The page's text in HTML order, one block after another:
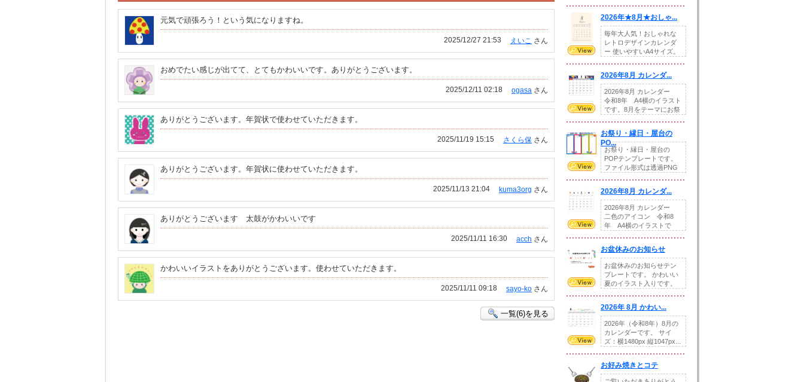
元気で頑張ろう！という気になりますね。
えいこ さん
2025/12/27 21:53
おめでたい感じが出てて、とてもかわいいです。ありがとうございます。
ogasa さん
2025/12/11 02:18
ありがとうございます。年賀状で使わせていただきます。
さくら保 さん
2025/11/19 15:15
ありがとうございます。年賀状に使わせていただきます。
kuma3org さん
2025/11/13 21:04
ありがとうございます 太鼓がかわいいです
acch さん
2025/11/11 16:30
かわいいイラストをありがとうございます。使わせていただきます。
sayo-ko さん
2025/11/11 09:18
一覧(6)を見る
2026年★8月★おしゃ...
毎年大人気！おしゃれな
レトロデザインカレンダ
ー 使いやすいA4サイズ。
2026年8月 カレンダ...
2026年8月 カレンダー
令和8年 A4横のイラスト
です。8月をテーマにお祭
お祭り・縁日・屋台の
PO...
お祭り・縁日・屋台の
POPテンプレートです。
ファイル形式は透過PNG
2026年8月 カレンダ...
2026年8月 カレンダー
二色のアイコン 令和8
年 A4横のイラストで
お盆休みのお知らせ
お盆休みのお知らせテン
プレートです。 かわいい
夏のイラスト入りです。
2026年 8月 かわい...
2026年（令和8年）8月の
カレンダーです。 サイ
ズ：横1480px 縦1047px...
お好み焼きとコテ